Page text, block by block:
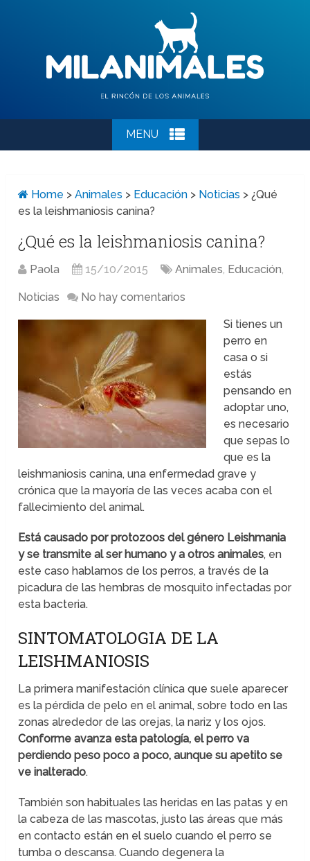
MENU
Home >Animales > Educación > Noticias > ¿Qué
es la leishmaniosis canina?
¿Qué es la leishmaniosis canina?
Paola 15/10/2015 Animales, Educación,
Noticias No hay comentarios
Si tienes un
perro en
casa o si
estás
pensando en
adoptar uno,
es necesario
que sepas lo
que es la
leishmaniosis canina, una enfermedad grave y
crónica que la mayoría de las veces acaba con el
fallecimiento del animal.
Está causado por protozoos del género Leishmania
y se transmite al ser humano y a otros animales, en
este caso hablamos de los perros, a través de la
picadura de las hembras de mosquito infectadas por
esta bacteria.
SINTOMATOLOGIA DE LA
LEISHMANIOSIS
La primera manifestación clínica que suele aparecer
es la pérdida de pelo en el animal, sobre todo en las
zonas alrededor de las orejas, la nariz y los ojos.
Conforme avanza esta patología, el perro va
perdiendo peso poco a poco, aunque su apetito se
ve inalterado.
También son habituales las heridas en las patas y en
la cabeza de las mascotas, justo las áreas que más
en contacto están en el suelo cuando el perro se
tumba o descansa. Cuando degenera la